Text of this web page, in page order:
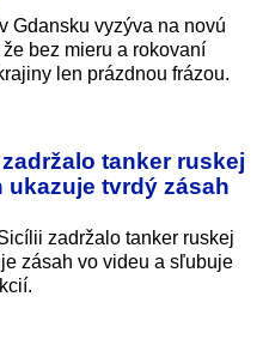
Gdansku vyzýva na novú
bez mieru a rokovaní
len prázdnou frázou.
tanker ruskej
tvrdý zásah
zadržalo tanker ruskej
zásah vo videu a sľubuje